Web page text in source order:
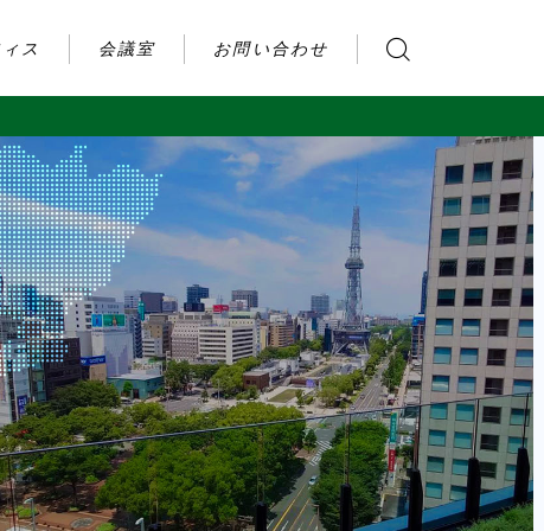
ス 会議室 お問い合わせ
ご利用の流れ
アクセス
会社案内